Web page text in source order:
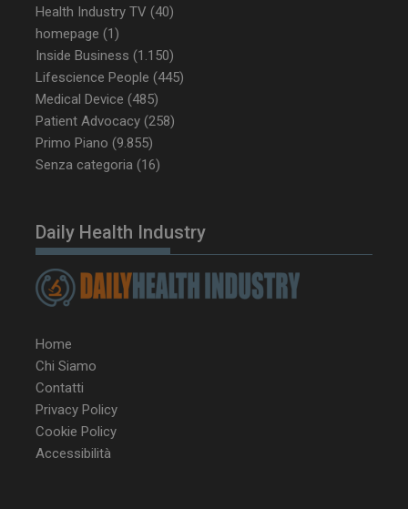
Health Industry TV (40)
homepage (1)
Inside Business (1.150)
Lifescience People (445)
Medical Device (485)
Patient Advocacy (258)
Primo Piano (9.855)
Senza categoria (16)
Daily Health Industry
Home
Chi Siamo
Contatti
Privacy Policy
Cookie Policy
Accessibilità
_ga_Z2VT792F98
enable